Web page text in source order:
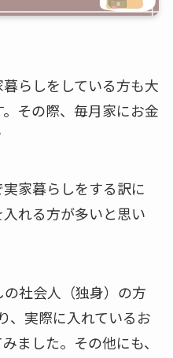
らしをしている方も大
その際、毎月家にお金
家暮らしをする訳に
れる方が多いと思い
社会人（独身）の方
、実際に入れているお
ました。その他にも、